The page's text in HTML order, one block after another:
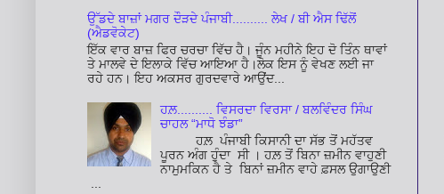
ਉੱਡਦੇ ਬਾਜ਼ਾਂ ਮਗਰ ਦੌੜਦੇ ਪੰਜਾਬੀ.......... ਲੇਖ / ਬੀ ਐਸ ਢਿੱਲੋਂ
(ਐਡਵੋਕੇਟ)
ਇੱਕ ਵਾਰ ਬਾਜ਼ ਫਿਰ ਚਰਚਾ ਵਿੱਚ ਹੈ। ਜੂੰਨ ਮਹੀਨੇ ਇਹ ਦੋ ਤਿੰਨ ਥਾਵਾਂ
ਤੇ ਮਾਲਵੇ ਦੇ ਇਲਾਕੇ ਵਿੱਚ ਆਇਆ ਹੈ।ਲੋਕ ਇਸ ਨੂੰ ਵੇਖਣ ਲਈ ਜਾ
ਰਹੇ ਹਨ। ਇਹ ਅਕਸਰ ਗੁਰਦਵਾਰੇ ਆਉਂਦ...
ਹਲ਼.......... ਵਿਸਰਦਾ ਵਿਰਸਾ / ਬਲਵਿੰਦਰ ਸਿੰਘ
ਚਾਹਲ “ਮਾਧੋ ਝੰਡਾ”
ਹਲ਼ ਪੰਜਾਬੀ ਕਿਸਾਨੀ ਦਾ ਸੱਭ ਤੋਂ ਮਹੱਤਵ
ਪੂਰਨ ਅੰਗ ਹੁੰਦਾ ਸੀ । ਹਲ਼ ਤੋਂ ਬਿਨਾ ਜ਼ਮੀਨ ਵਾਹੁਣੀ
ਨਾਮੁਮਕਿਨ ਹੈ ਤੇ ਬਿਨਾਂ ਜ਼ਮੀਨ ਵਾਹੇ ਫ਼ਸਲ ਉਗਾਉਣੀ